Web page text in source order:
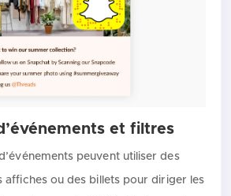
et filtres
peuvent utiliser des
affiches ou des billets pour diriger les